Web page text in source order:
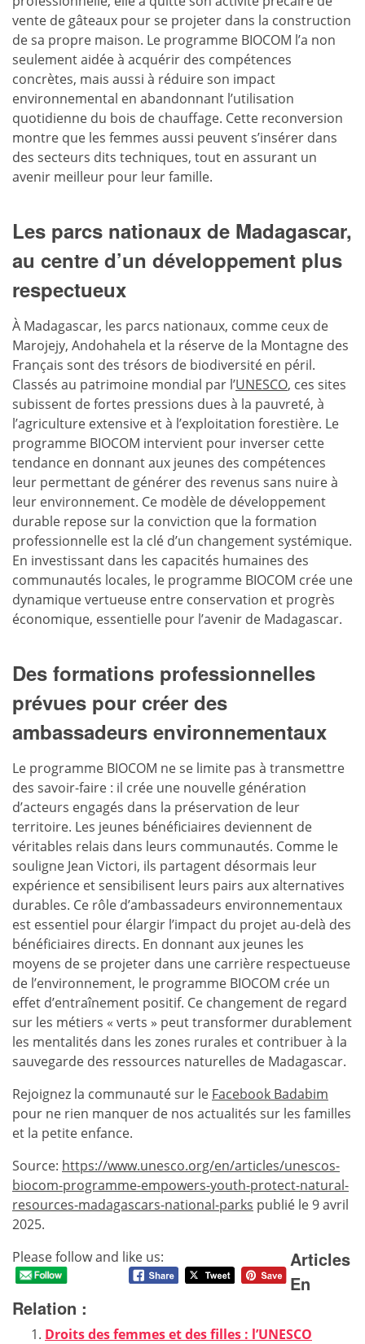
vente de gâteaux pour se projeter dans la construction
de sa propre maison. Le programme BIOCOM l’a non
seulement aidée à acquérir des compétences
concrètes, mais aussi à réduire son impact
environnemental en abandonnant l’utilisation
quotidienne du bois de chauffage. Cette reconversion
montre que les femmes aussi peuvent s’insérer dans
des secteurs dits techniques, tout en assurant un
avenir meilleur pour leur famille.
Les parcs nationaux de Madagascar,
au centre d’un développement plus
respectueux
À Madagascar, les parcs nationaux, comme ceux de
Marojejy, Andohahela et la réserve de la Montagne des
Français sont des trésors de biodiversité en péril.
Classés au patrimoine mondial par l’UNESCO, ces sites
subissent de fortes pressions dues à la pauvreté, à
l’agriculture extensive et à l’exploitation forestière. Le
programme BIOCOM intervient pour inverser cette
tendance en donnant aux jeunes des compétences
leur permettant de générer des revenus sans nuire à
leur environnement. Ce modèle de développement
durable repose sur la conviction que la formation
professionnelle est la clé d’un changement systémique.
En investissant dans les capacités humaines des
communautés locales, le programme BIOCOM crée une
dynamique vertueuse entre conservation et progrès
économique, essentielle pour l’avenir de Madagascar.
Des formations professionnelles
prévues pour créer des
ambassadeurs environnementaux
Le programme BIOCOM ne se limite pas à transmettre
des savoir-faire : il crée une nouvelle génération
d’acteurs engagés dans la préservation de leur
territoire. Les jeunes bénéficiaires deviennent de
véritables relais dans leurs communautés. Comme le
souligne Jean Victori, ils partagent désormais leur
expérience et sensibilisent leurs pairs aux alternatives
durables. Ce rôle d’ambassadeurs environnementaux
est essentiel pour élargir l’impact du projet au-delà des
bénéficiaires directs. En donnant aux jeunes les
moyens de se projeter dans une carrière respectueuse
de l’environnement, le programme BIOCOM crée un
effet d’entraînement positif. Ce changement de regard
sur les métiers « verts » peut transformer durablement
les mentalités dans les zones rurales et contribuer à la
sauvegarde des ressources naturelles de Madagascar.
Rejoignez la communauté sur le Facebook Badabim
pour ne rien manquer de nos actualités sur les familles
et la petite enfance.
Source: https://www.unesco.org/en/articles/unescos-
biocom-programme-empowers-youth-protect-natural-
resources-madagascars-national-parks publié le 9 avril
2025.
Please follow and like us:
Articles
En
Relation :
Droits des femmes et des filles : l’UNESCO